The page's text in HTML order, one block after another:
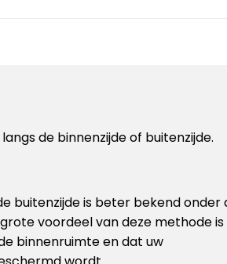
de binnenzijde of buitenzijde.
buitenzijde is beter bekend onder
grote voordeel van deze methode
binnenruimte en dat uw